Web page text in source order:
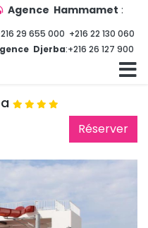
Agence Hammamet :
29 655 000 +216 22 130 060
Djerba:+216 26 127 900
Réserver